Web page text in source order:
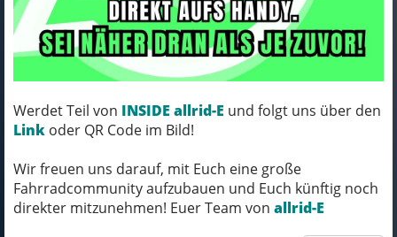
Werdet Teil von INSIDE allrid-E und folgt uns über den
Link oder QR Code im Bild!
Wir freuen uns darauf, mit Euch eine große
Fahrradcommunity aufzubauen und Euch künftig noch
direkter mitzunehmen! Euer Team von allrid-E
Art.Nr. W5307370
Farbe: BLACK
MICH KANNST DU BESTELLEN - MIT
ABHOLUNG IN NORTORF!
pro Stück (inkl. MwSt.)
11,99 EUR